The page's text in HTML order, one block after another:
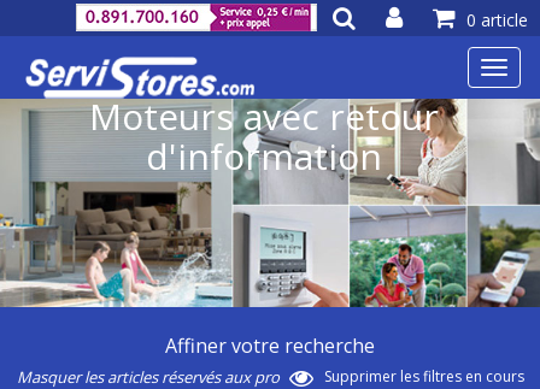
0 article
Moteurs avec retour
d'information
Affiner votre recherche
Masquer les articles réservés aux pro Supprimer les filtres en cours